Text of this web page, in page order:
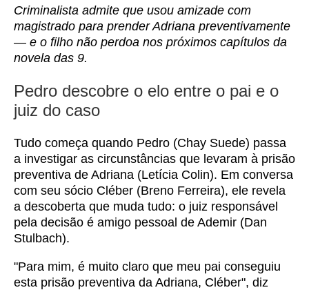
Criminalista admite que usou amizade com
magistrado para prender Adriana preventivamente
— e o filho não perdoa nos próximos capítulos da
novela das 9.
Pedro descobre o elo entre o pai e o
juiz do caso
Tudo começa quando Pedro (Chay Suede) passa
a investigar as circunstâncias que levaram à prisão
preventiva de Adriana (Letícia Colin). Em conversa
com seu sócio Cléber (Breno Ferreira), ele revela
a descoberta que muda tudo: o juiz responsável
pela decisão é amigo pessoal de Ademir (Dan
Stulbach).
"Para mim, é muito claro que meu pai conseguiu
esta prisão preventiva da Adriana, Cléber", diz